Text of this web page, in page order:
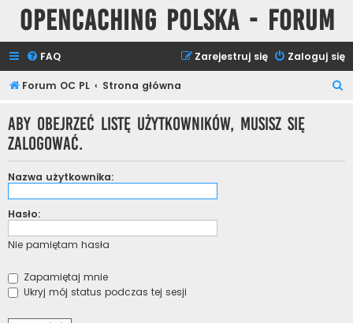
Opencaching Polska - Forum
FAQ Zaloguj się
Zarejestruj się
Forum OC PL Strona główna
Aby obejrzeć listę użytkowników, musisz się
zalogować.
Nazwa użytkownika:
Hasło:
Nie pamiętam hasła
Zapamiętaj mnie
Ukryj mój status podczas tej sesji